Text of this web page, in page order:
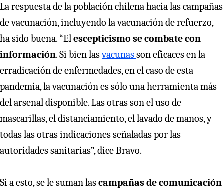
La respuesta de la población chilena hacia las campañas
de vacunación, incluyendo la vacunación de refuerzo,
ha sido buena. “Elescepticismo se combate con
información. Si bien lasvacunasson eficaces en la
erradicación de enfermedades, en el caso de esta
pandemia, la vacunación es sólo una herramienta más
del arsenal disponible. Las otras son el uso de
mascarillas, el distanciamiento, el lavado de manos, y
todas las otras indicaciones señaladas por las
autoridades sanitarias”, dice Bravo.
Si a esto, se le suman lascampañas de comunicación